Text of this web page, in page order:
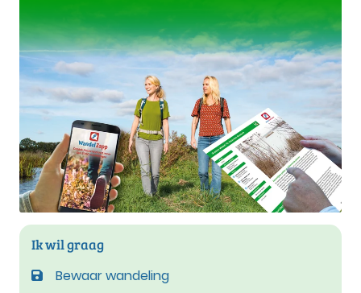
Ik wil graag
Bewaar wandeling